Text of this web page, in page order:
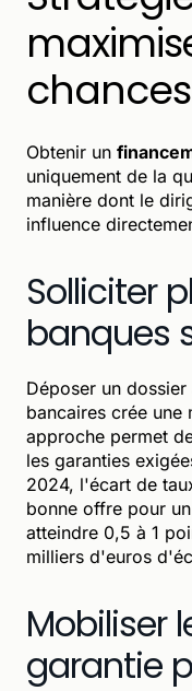
Obtenir un
uniquement de la
manière dont le
influence
Solliciter
banques
Déposer un
bancaires crée une
approche permet
les garanties
2024, l'écart de
bonne offre pour
atteindre 0,5 à 1
milliers d'euros
Mobiliser
garantie